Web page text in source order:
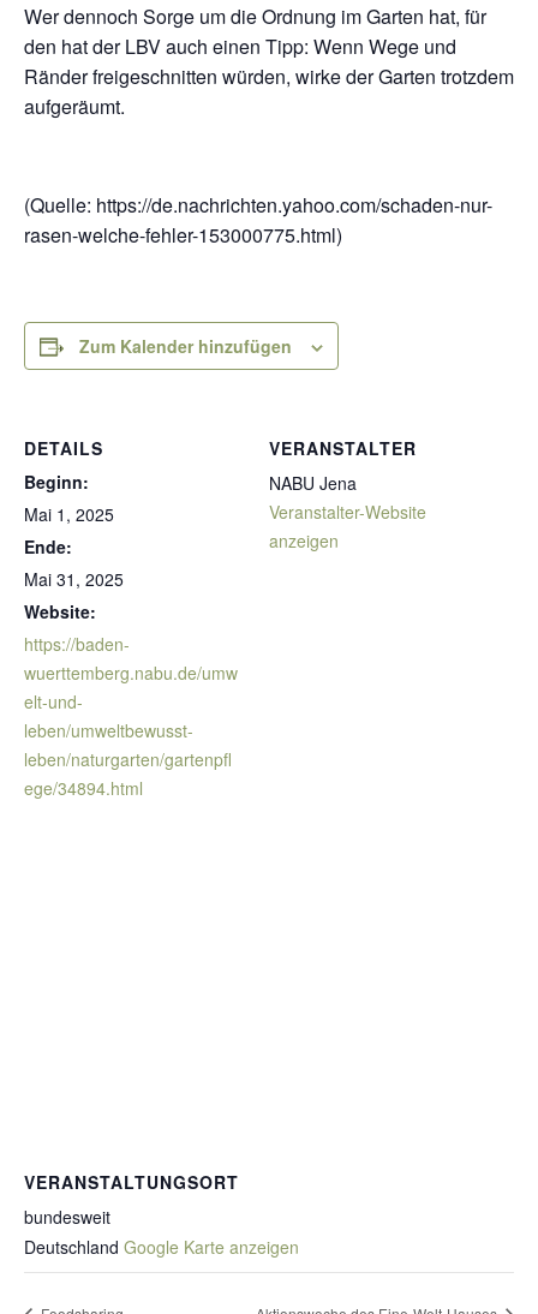
Wer dennoch Sorge um die Ordnung im Garten hat, für
den hat der LBV auch einen Tipp: Wenn Wege und
Ränder freigeschnitten würden, wirke der Garten trotzdem
aufgeräumt.
(Quelle: https://de.nachrichten.yahoo.com/schaden-nur-
rasen-welche-fehler-153000775.html)
Zum Kalender hinzufügen
DETAILS
Beginn:
Mai 1, 2025
Ende:
Mai 31, 2025
Website:
https://baden-
wuerttemberg.nabu.de/umw
elt-und-
leben/umweltbewusst-
leben/naturgarten/gartenpfl
ege/34894.html
VERANSTALTER
NABU Jena
Veranstalter-Website
anzeigen
VERANSTALTUNGSORT
bundesweit
Deutschland Google Karte anzeigen